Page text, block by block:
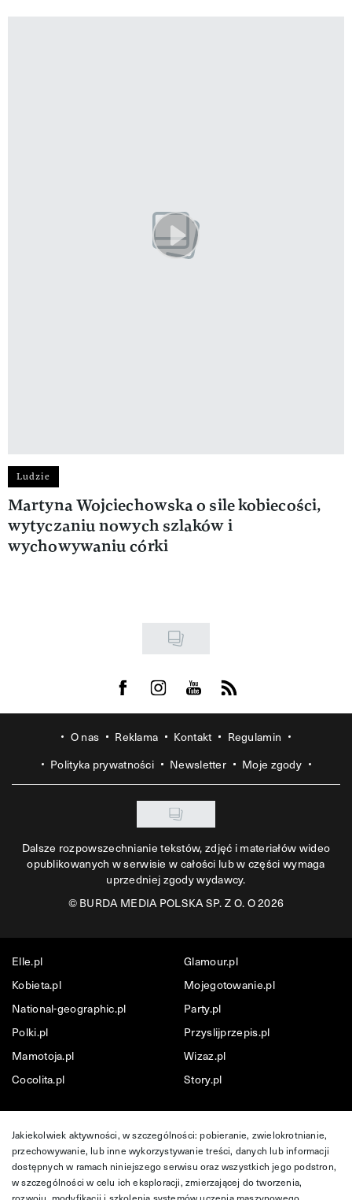
Ludzie
Martyna Wojciechowska o sile kobiecości,
wytyczaniu nowych szlaków i
wychowywaniu córki
Visit us on Facebook
Visit us on Instagram
Visit us on Youtube
Visit us on Rss
O nas Reklama Kontakt
Regulamin
Polityka prywatności
Newsletter Moje zgody
Dalsze rozpowszechnianie tekstów, zdjęć i materiałów wideo
opublikowanych w serwisie w całości lub w części wymaga
uprzedniej zgody wydawcy.
©BURDA MEDIA POLSKA SP. Z O. O 2026
Elle.pl
Glamour.pl
Kobieta.pl
Mojegotowanie.pl
National-geographic.pl
Party.pl
Polki.pl
Przyslijprzepis.pl
Mamotoja.pl
Wizaz.pl
Cocolita.pl
Story.pl
Jakiekolwiek aktywności, w szczególności: pobieranie, zwielokrotnianie,
przechowywanie, lub inne wykorzystywanie treści, danych lub informacji
dostępnych w ramach niniejszego serwisu oraz wszystkich jego podstron,
w szczególności w celu ich eksploracji, zmierzającej do tworzenia,